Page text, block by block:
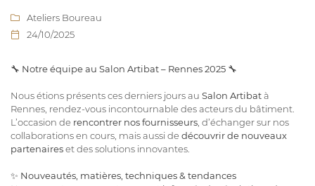
 Adresse email de réception
En cochant cette case, vous consentez à recevoir nos propositions commerciales à
l'adresse email indiqué ci-dessus. Vous pouvez vous désinscrire à tout moment en
INSCRIPTION
 Ateliers Boureau
 24/10/2025
🔧 Notre équipe au Salon Artibat – Rennes 2025 🔧
Nous étions présents ces derniers jours au Salon Artibatà
Rennes, rendez-vous incontournable des acteurs du bâtiment.
L’occasion de rencontrer nos fournisseurs , d’échanger sur nos
collaborations en cours, mais aussi de découvrir de nouveaux
partenaireset des solutions innovantes.
✨ Nouveautés, matières, techniques & tendances